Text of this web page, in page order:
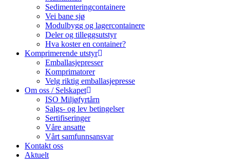
Sedimenteringcontainere
Vei bane sjø
Modulbygg og lagercontainere
Deler og tilleggsutstyr
Hva koster en container?
Komprimerende utstyr
Emballasjepresser
Komprimatorer
Velg riktig emballasjepresse
Om oss / Selskapet
ISO Miljøfyrtårn
Salgs- og lev betingelser
Sertifiseringer
Våre ansatte
Vårt samfunnsansvar
Kontakt oss
Aktuelt